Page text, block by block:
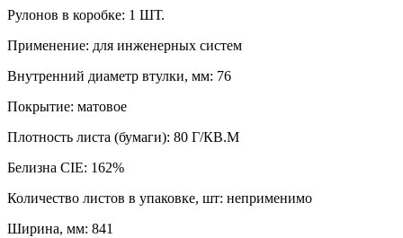
Рулонов в коробке: 1 ШТ.
Применение: для инженерных систем
Внутренний диаметр втулки, мм: 76
Покрытие: матовое
Плотность листа (бумаги): 80 Г/КВ.М
Белизна CIE: 162%
Количество листов в упаковке, шт: неприменимо
Ширина, мм: 841